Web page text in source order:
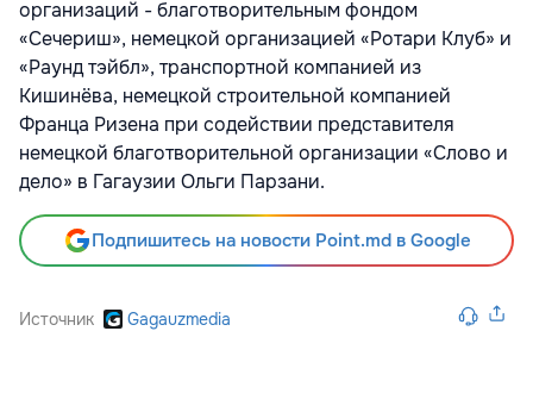
организаций - благотворительным фондом
«Сечериш», немецкой организацией «Ротари Клуб» и
«Раунд тэйбл», транспортной компанией из
Кишинёва, немецкой строительной компанией
Франца Ризена при содействии представителя
немецкой благотворительной организации «Слово и
дело» в Гагаузии Ольги Парзани.
Подпишитесь на новости Point.md в Google
Источник Gagauzmedia